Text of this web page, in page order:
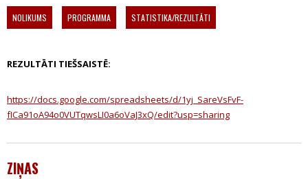
NOLIKUMS PROGRAMMA STATISTIKA/REZULTĀTI
REZULTĀTI TIEŠSAISTĒ:
https://docs.google.com/spreadsheets/d/1yj_SareVsFvF-
fICa91oA94o0VUTqwsLI0a6oVaJ3xQ/edit?usp=sharing
ZIŅAS